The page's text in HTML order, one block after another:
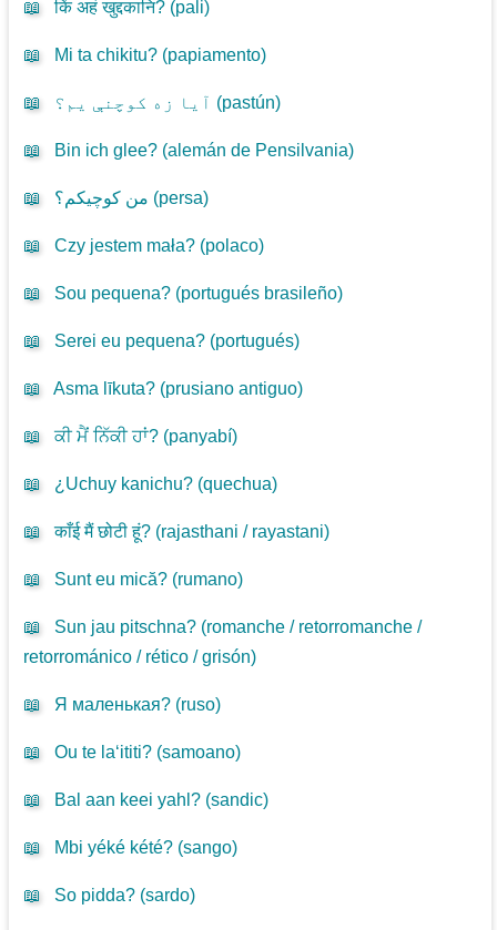
📖 किं अहं खुद्दकानि? (pali)
📖 Mi ta chikitu? (papiamento)
📖 آیا زه کوچنې یم؟ (pastún)
📖 Bin ich glee? (alemán de Pensilvania)
📖 من کوچیکم؟ (persa)
📖 Czy jestem mała? (polaco)
📖 Sou pequena? (portugués brasileño)
📖 Serei eu pequena? (portugués)
📖 Asma līkuta? (prusiano antiguo)
📖 ਕੀ ਮੈਂ ਨਿੱਕੀ ਹਾਂ? (panyabí)
📖 ¿Uchuy kanichu? (quechua)
📖 काँई मैं छोटी हूं? (rajasthani / rayastani)
📖 Sunt eu mică? (rumano)
📖 Sun jau pitschna? (romanche / retorromanche /
retorrománico / rético / grisón)
📖 Я маленькая? (ruso)
📖 Ou te la‘ititi? (samoano)
📖 Bal aan keei yahl? (sandic)
📖 Mbi yéké kété? (sango)
📖 So pidda? (sardo)